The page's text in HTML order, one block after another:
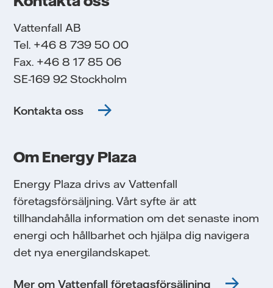
Vattenfall AB
Tel. +46 8 739 50 00
Fax. +46 8 17 85 06
SE-169 92 Stockholm
Kontakta oss
Om Energy Plaza
Energy Plaza drivs av Vattenfall
företagsförsäljning. Vårt syfte är att
tillhandahålla information om det senaste inom
energi och hållbarhet och hjälpa dig navigera
det nya energilandskapet.
Mer om Vattenfall företagsförsäljning